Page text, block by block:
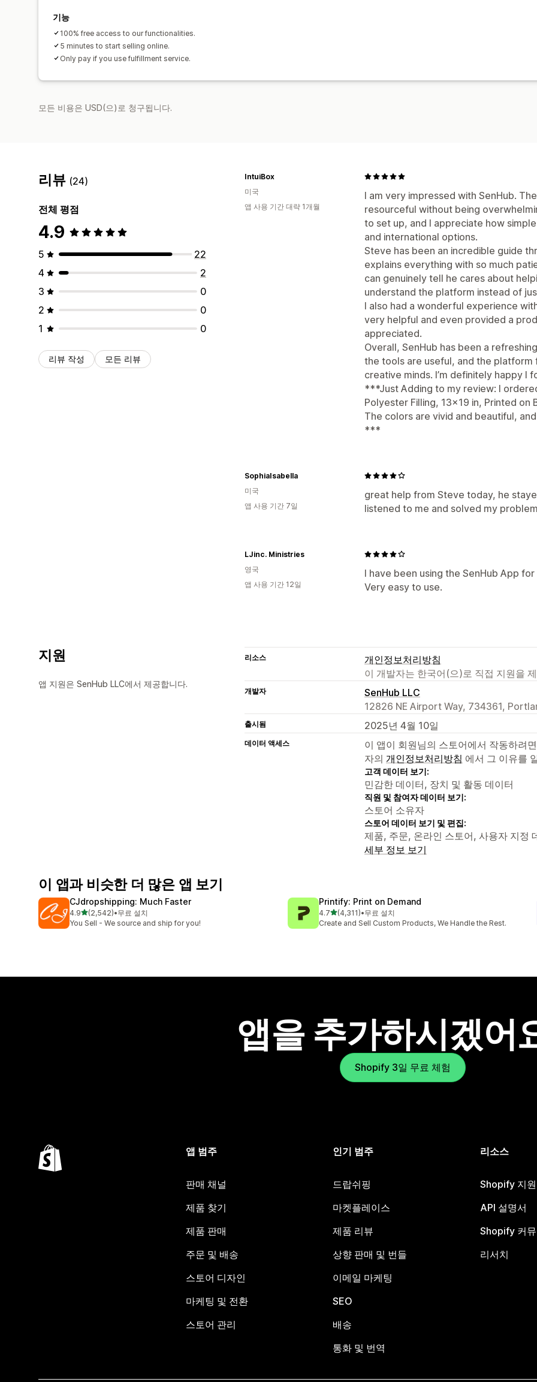
기능
100% free access to our functionalities.
5 minutes to start selling online.
Only pay if you use fulfillment service.
모든 비용은 USD(으)로 청구됩니다.
리뷰 (24)
전체 평점
4.9
5
22
4
2
3
0
2
0
1
0
리뷰 작성 모든 리뷰
I am very impressed with SenHub.
resourceful without being
to set up, and I appreciate how
and international options.
Steve has been an incredible guide
explains everything with so much
can genuinely tell he cares about
understand the platform instead of
I also had a wonderful experience
very helpful and even provided a
appreciated.
Overall, SenHub has been a
the tools are useful, and the
creative minds. I’m definitely happy I
***Just Adding to my review: I
Polyester Filling, 13x19 in, Printed on
The colors are vivid and beautiful,
***
IntuiBox
미국
앱 사용 기간 대략 1개월
great help from Steve today, he
listened to me and solved my
SophiaIsabella
미국
앱 사용 기간 7일
I have been using the SenHub App
Very easy to use.
LJinc. Ministries
영국
앱 사용 기간 12일
지원
앱 지원은 SenHub LLC에서 제공합니다.
리소스
개인정보처리방침
이 개발자는 한국어(으)로 직접 지원을
개발자
SenHub LLC
12826 NE Airport Way, 734361,
출시됨 2025년 4월 10일
데이터 액세스
이 앱이 회원님의 스토어에서 작동하려
자의 개인정보처리방침 에서 그 이유를
고객 데이터 보기:
민감한 데이터, 장치 및 활동 데이터
직원 및 참여자 데이터 보기:
스토어 소유자
스토어 데이터 보기 및 편집:
제품, 주문, 온라인 스토어, 사용자 지정
세부 정보 보기
이 앱과 비슷한 더 많은 앱 보기
CJdropshipping: Much Faster
4.9별 5개 중
(2,542)
총 리뷰 2542개
•무료 설치
You Sell - We source and ship for you!
Printify: Print on Demand
4.7별 5개 중
(4,311)
총 리뷰 4311개
•무료 설치
Create and Sell Custom Products, We Handle the Rest.
앱을 추가하시겠어
Shopify 3일 무료 체험
앱 범주
판매 채널
제품 찾기
제품 판매
주문 및 배송
스토어 디자인
마케팅 및 전환
스토어 관리
인기 범주
드랍쉬핑
마켓플레이스
제품 리뷰
상향 판매 및 번들
이메일 마케팅
SEO
배송
통화 및 번역
리소스
Shopify 지원
API 설명서
Shopify 커
리서치